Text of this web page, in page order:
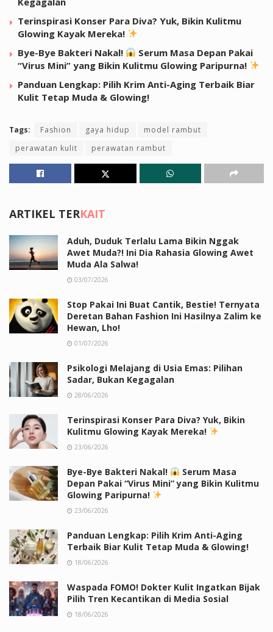
Terinspirasi Konser Para Diva? Yuk, Bikin Kulitmu
Glowing Kayak Mereka!
Bye-Bye Bakteri Nakal!
Serum Masa Depan Pakai
“Virus Mini” yang Bikin Kulitmu Glowing Paripurna!
Panduan Lengkap: Pilih Krim Anti-Aging Terbaik Biar
Kulit Tetap Muda & Glowing!
Tags: Fashion gaya hidup
model rambut
perawatan kulit
perawatan rambut
ARTIKEL TERKAIT
Aduh, Duduk Terlalu Lama Bikin Nggak
Awet Muda?! Ini Dia Rahasia Glowing Awet
Muda Ala Salwa!
03/07/2026
Stop Pakai Ini Buat Cantik, Bestie! Ternyata
Deretan Bahan Fashion Ini Hasilnya Zalim ke
Hewan, Lho!
01/07/2026
Psikologi Melajang di Usia Emas: Pilihan
Sadar, Bukan Kegagalan
28/06/2026
Terinspirasi Konser Para Diva? Yuk, Bikin
Kulitmu Glowing Kayak Mereka!
23/06/2026
Bye-Bye Bakteri Nakal!
Serum Masa
Depan Pakai “Virus Mini” yang Bikin Kulitmu
Glowing Paripurna!
23/06/2026
Panduan Lengkap: Pilih Krim Anti-Aging
Terbaik Biar Kulit Tetap Muda & Glowing!
18/06/2026
Waspada FOMO! Dokter Kulit Ingatkan Bijak
Pilih Tren Kecantikan di Media Sosial
18/06/2026